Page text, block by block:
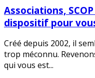
Associations,
dispositif pour
Créé depuis 2002, il
trop méconnu.
qui vous est...